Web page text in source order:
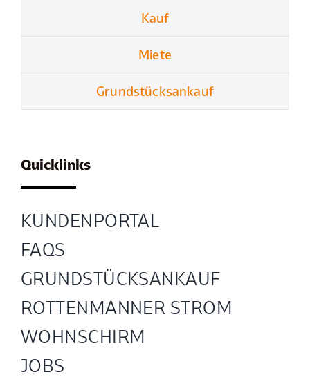
Kauf
Miete
Grundstücksankauf
Quicklinks
KUNDENPORTAL
FAQS
GRUND­STÜCKS­ANKAUF
ROTTENMANNER STROM
WOHNSCHIRM
JOBS